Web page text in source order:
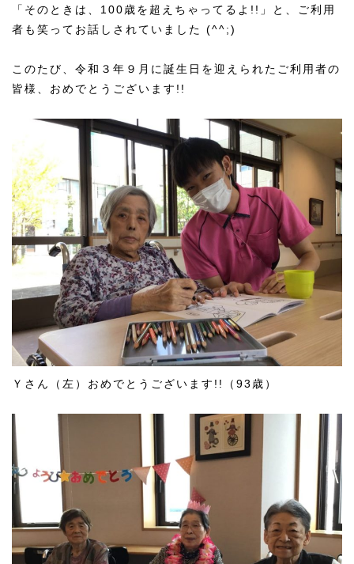
「そのときは、100歳を超えちゃってるよ!!」と、ご利用
者も笑ってお話しされていました (^^;)
このたび、令和３年９月に誕生日を迎えられたご利用者の
皆様、おめでとうございます!!
Ｙさん（左）おめでとうございます!!（93歳）